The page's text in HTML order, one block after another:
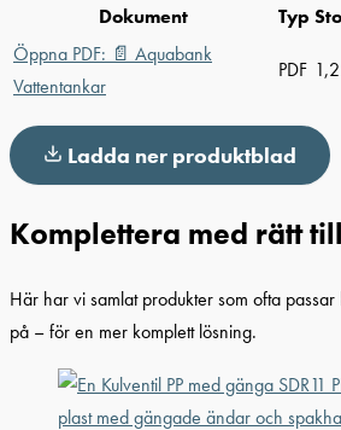
Dokument Typ
Öppna PDF: 📄 Aquabank
Vattentankar
PDF
Ladda ner produktblad
Komplettera med rätt
Här har vi samlat produkter som ofta
på – för en mer komplett lösning.